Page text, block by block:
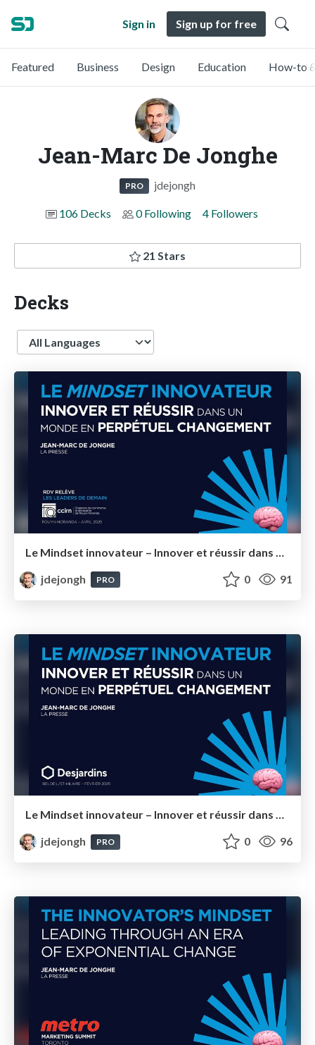
Sign in Sign up for free
Featured Business Design Education How-to
Jean-Marc De Jonghe
PRO jdejongh
106 Decks 0 Following 4 Followers
21 Stars
Decks
Language
jdejongh
PRO 0 91
Le Mindset innovateur – Innover et réussir dans un monde en perpétuel changement – Desjardins Beloeil St-Hilaire
jdejongh
PRO 0 96